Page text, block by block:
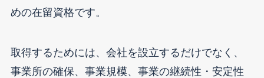
めの在留資格です。
取得するためには、会社を設立するだけでなく、
事業所の確保、事業規模、事業の継続性・安定性